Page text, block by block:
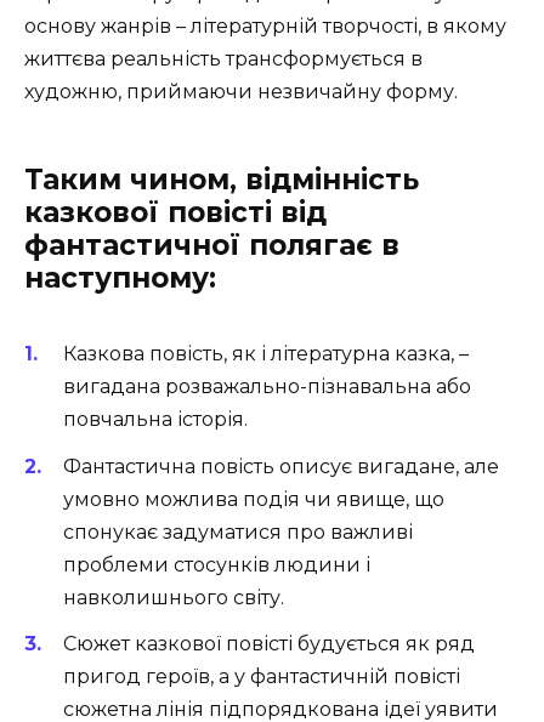
основу жанрів – літературній творчості, в якому
життєва реальність трансформується в
художню, приймаючи незвичайну форму.
Таким чином, відмінність
казкової повісті від
фантастичної полягає в
наступному:
Казкова повість, як і літературна казка, –
вигадана розважально-пізнавальна або
повчальна історія.
Фантастична повість описує вигадане, але
умовно можлива подія чи явище, що
спонукає задуматися про важливі
проблеми стосунків людини і
навколишнього світу.
Сюжет казкової повісті будується як ряд
пригод героїв, а у фантастичній повісті
сюжетна лінія підпорядкована ідеї уявити